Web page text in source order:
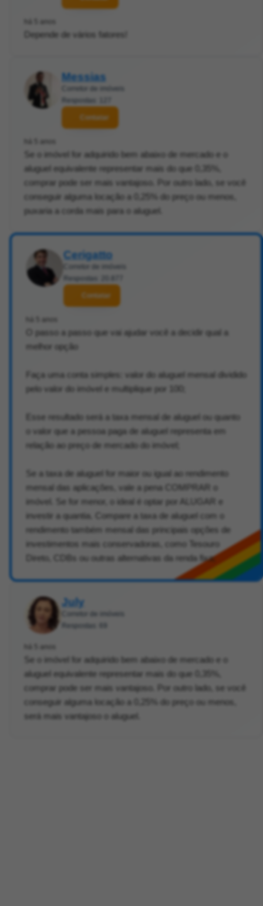
há 5 anos
Depende de vários fatores!
Messias
Corretor de imóveis
Respostas: 127
Contatar
há 5 anos
Se o imóvel for adquirido bem abaixo de mercado e o
aluguel equivalente representar mais do que 0,35%,
comprar pode ser mais vantajoso. Por outro lado, se você
conseguir alguma locação a 0,25% do preço ou menos,
puxaria a corda mais para o aluguel.
Cerigatto
Corretor de imóveis
Respostas: 20.877
Contatar
há 5 anos
O passo a passo que vai ajudar você a decidir qual a
melhor opção
Faça uma conta simples: valor do aluguel mensal dividido
pelo valor do imóvel e multiplique por 100;
Esse resultado será a taxa mensal de aluguel ou quanto
o valor que a pessoa paga de aluguel representa em
relação ao preço de mercado do imóvel;
Se a taxa de aluguel for maior ou igual ao rendimento
mensal das aplicações, vale a pena COMPRAR o
imóvel. Se for menor, o ideal é optar por ALUGAR e
investir a quantia. Compare a taxa de aluguel com o
rendimento também mensal das principais opções de
investimentos mais conservadoras, como Tesouro
Direto, CDBs ou outras alternativas da renda fixa;
July
Corretor de imóveis
Respostas: 69
há 5 anos
Se o imóvel for adquirido bem abaixo de mercado e o
aluguel equivalente representar mais do que 0,35%,
comprar pode ser mais vantajoso. Por outro lado, se você
conseguir alguma locação a 0,25% do preço ou menos,
será mais vantajoso o aluguel.